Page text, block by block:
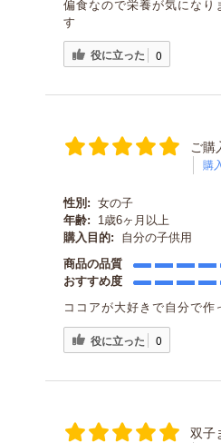
偏食なので栄養が気になり
す
役に立った 0
ご購
購
性別: 女の子
年齢:
1歳6ヶ月以上
購入目的:
自分の子供用
商品の品質
おすすめ度
ココアが大好きで自分で作
役に立った 0
双子